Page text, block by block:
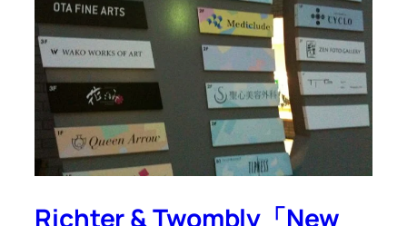
Richter & Twombly「New